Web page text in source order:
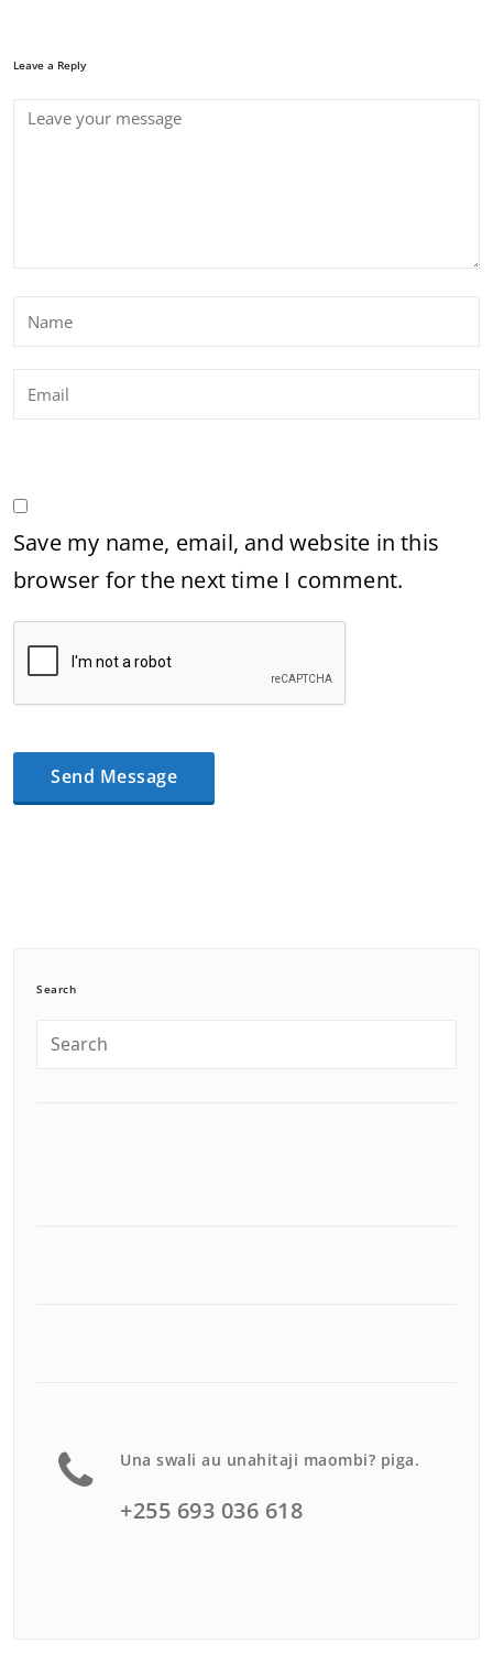
Leave a Reply
Save my name, email, and website in this
browser for the next time I comment.
Search
Una swali au unahitaji maombi? piga.
+255 693 036 618